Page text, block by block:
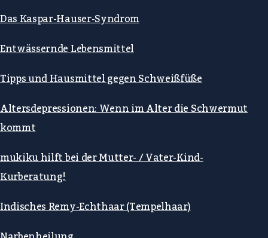
Das Kaspar-Hauser-Syndrom
Entwässernde Lebensmittel
Tipps und Hausmittel gegen Schweißfüße
Altersdepressionen: Wenn im Alter die Schwermut
kommt
mukiku hilft bei der Mutter- / Vater-Kind-
Kurberatung!
Indisches Remy-Echthaar (Tempelhaar)